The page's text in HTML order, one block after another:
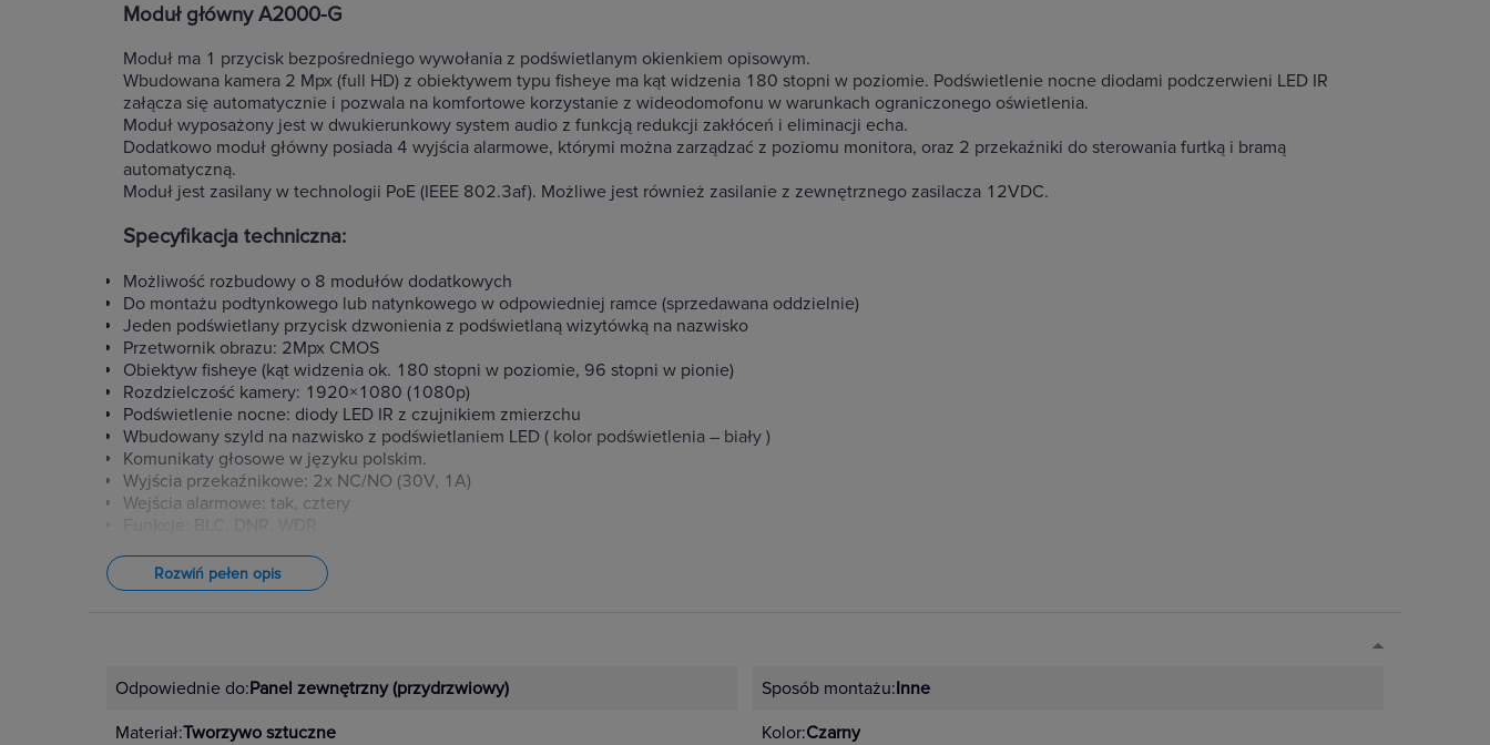
Moduł główny A2000-G
Moduł ma 1 przycisk bezpośredniego wywołania z podświetlanym okienkiem opisowym.
Wbudowana kamera 2 Mpx (full HD) z obiektywem typu fisheye ma kąt widzenia 180 stopni w poziomie. Podświetlenie nocne diodami podczerwieni LED IR
załącza się automatycznie i pozwala na komfortowe korzystanie z wideodomofonu w warunkach ograniczonego oświetlenia.
Moduł wyposażony jest w dwukierunkowy system audio z funkcją redukcji zakłóceń i eliminacji echa.
Dodatkowo moduł główny posiada 4 wyjścia alarmowe, którymi można zarządzać z poziomu monitora, oraz 2 przekaźniki do sterowania furtką i bramą
automatyczną.
Moduł jest zasilany w technologii PoE (IEEE 802.3af). Możliwe jest również zasilanie z zewnętrznego zasilacza 12VDC.
Specyfikacja techniczna:
Możliwość rozbudowy o 8 modułów dodatkowych
Do montażu podtynkowego lub natynkowego w odpowiedniej ramce (sprzedawana oddzielnie)
Jeden podświetlany przycisk dzwonienia z podświetlaną wizytówką na nazwisko
Przetwornik obrazu: 2Mpx CMOS
Obiektyw fisheye (kąt widzenia ok. 180 stopni w poziomie, 96 stopni w pionie)
Rozdzielczość kamery: 1920×1080 (1080p)
Podświetlenie nocne: diody LED IR z czujnikiem zmierzchu
Wbudowany szyld na nazwisko z podświetlaniem LED ( kolor podświetlenia – biały )
Komunikaty głosowe w języku polskim.
Wyjścia przekaźnikowe: 2x NC/NO (30V, 1A)
Wejścia alarmowe: tak, cztery
Programowanie zaawansowane: program Vidos ONE PC
Aplikacja mobilna do zdalnej obsługi: VIDOS ONE
Klasa szczelności : IP65
Klasa odporności: IK07
Wymiary: 100 x 98 × 46 mm (razem z obiektywem)
Rozwiń pełen opis
Odpowiednie do:Panel zewnętrzny (przydrzwiowy)
Materiał:Tworzywo sztuczne
Sposób montażu:Inne
Kolor:Czarny